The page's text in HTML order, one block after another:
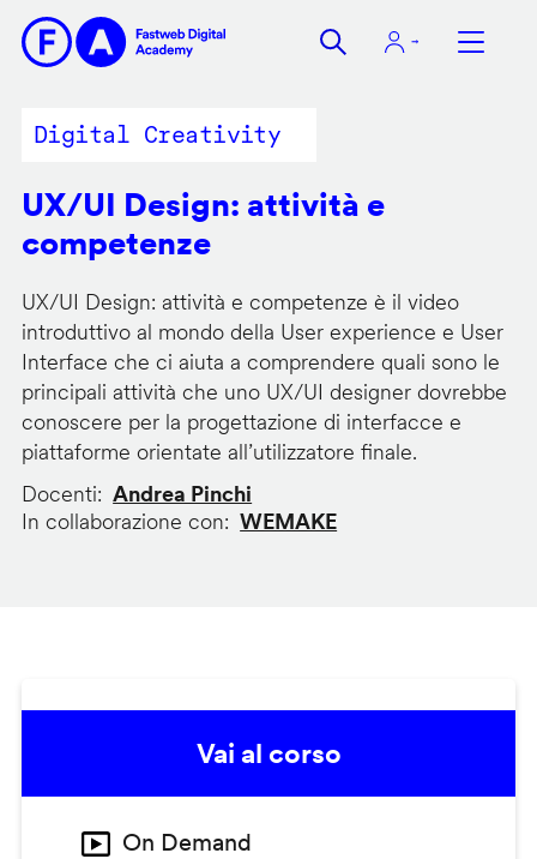
contenuto
Digital Creativity
UX/UI Design: attività e
competenze
UX/UI Design: attività e competenze è il video
introduttivo al mondo della User experience e User
Interface che ci aiuta a comprendere quali sono le
principali attività che uno UX/UI designer dovrebbe
conoscere per la progettazione di interfacce e
piattaforme orientate all’utilizzatore finale.
Docenti
Andrea Pinchi
In collaborazione con
WEMAKE
Vai al corso
On Demand